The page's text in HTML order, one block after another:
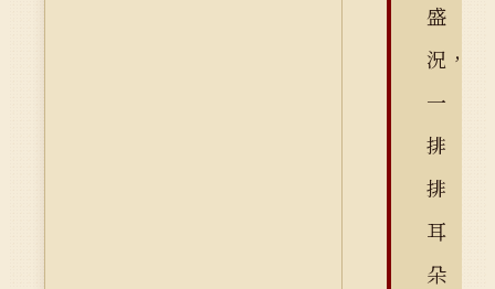
盛
況，
一
排
排
耳
朵